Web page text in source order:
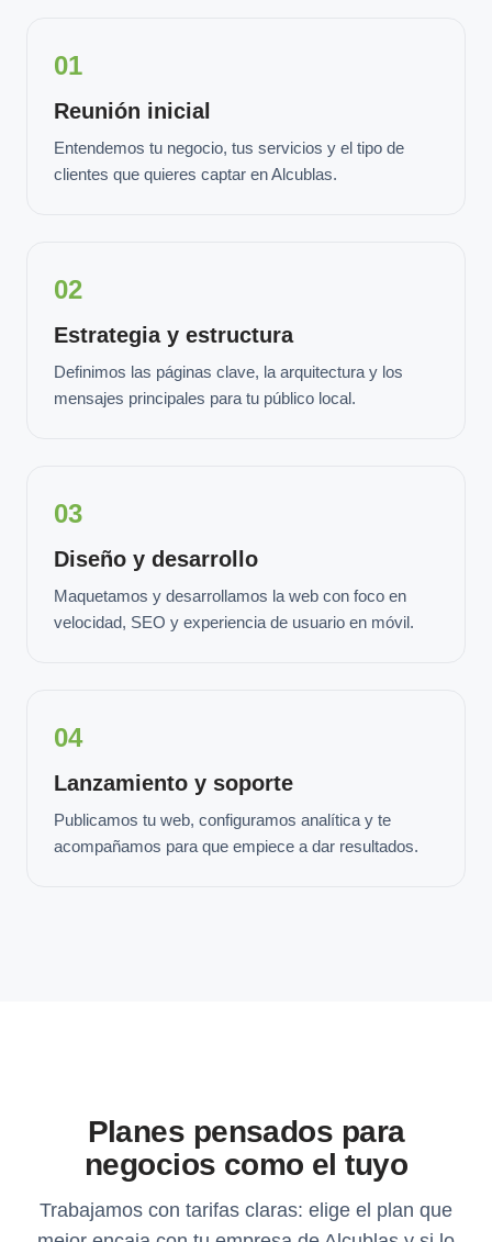
01
Reunión inicial
Entendemos tu negocio, tus servicios y el tipo de
clientes que quieres captar en Alcublas.
02
Estrategia y estructura
Definimos las páginas clave, la arquitectura y los
mensajes principales para tu público local.
03
Diseño y desarrollo
Maquetamos y desarrollamos la web con foco en
velocidad, SEO y experiencia de usuario en móvil.
04
Lanzamiento y soporte
Publicamos tu web, configuramos analítica y te
acompañamos para que empiece a dar resultados.
Planes pensados para
negocios como el tuyo
Trabajamos con tarifas claras: elige el plan que